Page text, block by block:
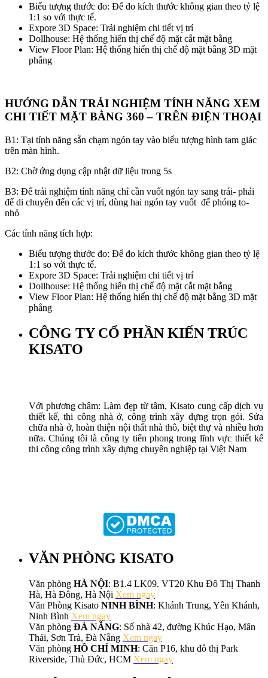
Biểu tượng thước đo: Để đo kích thước không gian theo tỷ lệ
1:1 so với thực tế.
Expore 3D Space: Trải nghiệm chi tiết vị trí
Dollhouse: Hệ thống hiển thị chế độ mặt cắt mặt bằng
View Floor Plan: Hệ thống hiển thị chế độ mặt bằng 3D mặt
phẳng
HƯỚNG DẪN TRẢI NGHIỆM TÍNH NĂNG XEM
CHI TIẾT MẶT BẰNG 360 – TRÊN ĐIỆN THOẠI
B1: Tại tính năng sẵn chạm ngón tay vào biểu tượng hình tam giác
trên màn hình.
B2: Chờ ứng dụng cập nhật dữ liệu trong 5s
B3: Để trải nghiệm tính năng chỉ cần vuốt ngón tay sang trái- phải
để di chuyển đến các vị trí, dùng hai ngón tay vuốt để phóng to-
nhỏ
Các tính năng tích hợp:
Biểu tượng thước đo: Để đo kích thước không gian theo tỷ lệ
1:1 so với thực tế.
Expore 3D Space: Trải nghiệm chi tiết vị trí
Dollhouse: Hệ thống hiển thị chế độ mặt cắt mặt bằng
View Floor Plan: Hệ thống hiển thị chế độ mặt bằng 3D mặt
phẳng
CÔNG TY CỔ PHẦN KIẾN TRÚC
KISATO
Với phương châm: Làm đẹp từ tâm, Kisato cung cấp dịch vụ
thiết kế, thi công nhà ở, công trình xây dựng trọn gói. Sửa
chữa nhà ở, hoàn thiện nội thất nhà thô, biệt thự và nhiều hơn
nữa. Chúng tôi là công ty tiên phong trong lĩnh vực thiết kế
thi công công trình xây dựng chuyên nghiệp tại Việt Nam
VĂN PHÒNG KISATO
Văn phòng HÀ NỘI: B1.4 LK09. VT20 Khu Đô Thị Thanh
Hà, Hà Đông, Hà Nội Xem ngay
Văn Phòng Kisato NINH BÌNH: Khánh Trung, Yên Khánh,
Ninh Bình Xem ngay
Văn phòng ĐÀ NẴNG: Số nhà 42, đường Khúc Hạo, Mân
Thái, Sơn Trà, Đà Nẵng Xem ngay
Văn phòng HỒ CHÍ MINH: Căn P16, khu đô thị Park
Riverside, Thủ Đức, HCM Xem ngay